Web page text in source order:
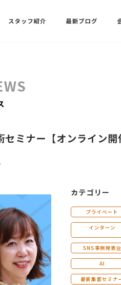
ー
スタッフ紹介 最新ブログ
ミナー【オンライン開
カテゴリー
プライベート
インターン
SNS事例発表会
AI
最新集客セミナ